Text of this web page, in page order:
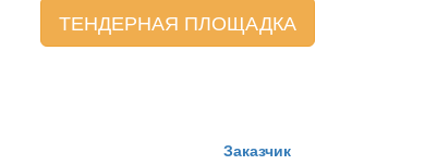
ТЕНДЕРНАЯ ПЛОЩАДКА
Заказчик